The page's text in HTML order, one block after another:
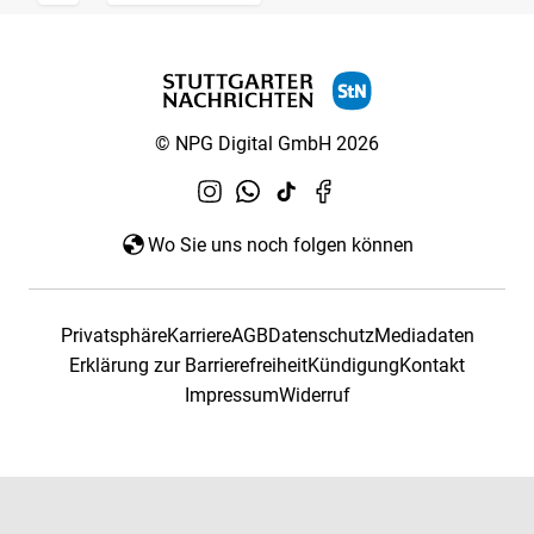
© NPG Digital GmbH 2026
Wo Sie uns noch folgen können
PrivatsphäreKarriereAGBDatenschutzMediadaten
Erklärung zur BarrierefreiheitKündigungKontakt
ImpressumWiderruf